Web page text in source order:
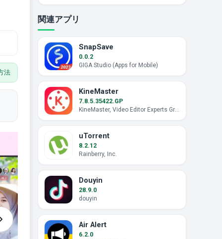
法
関連アプリ
SnapSave
0.0.2
GIGA Studio (Apps for Mobile)
KineMaster
7.8.5.35422.GP
KineMaster, Video Editor Experts Group
uTorrent
8.2.12
Rainberry, Inc.
Douyin
28.9.0
douyin
Air Alert
6.2.0